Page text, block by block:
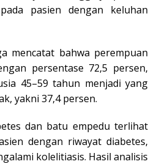
pasien dengan keluhan
mencatat bahwa perempuan
persentase 72,5 persen,
45–59 tahun menjadi yang
yakni 37,4 persen.
dan batu empedu terlihat
dengan riwayat diabetes,
kolelitiasis. Hasil analisis